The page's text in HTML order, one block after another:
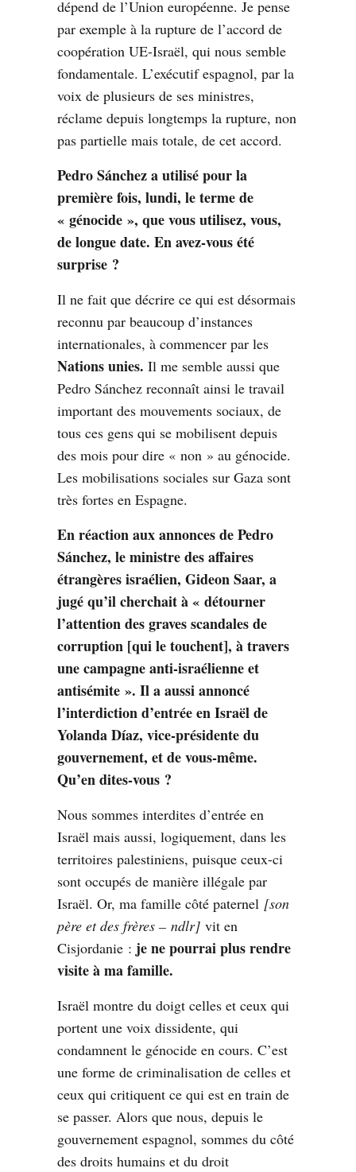
dépend de l’Union européenne. Je pense
par exemple à la rupture de l’accord de
coopération UE-Israël, qui nous semble
fondamentale. L’exécutif espagnol, par la
voix de plusieurs de ses ministres,
réclame depuis longtemps la rupture, non
pas partielle mais totale, de cet accord.
Pedro Sánchez a utilisé pour la
première fois, lundi, le terme de
« génocide », que vous utilisez, vous,
de longue date. En avez-vous été
surprise ?
Il ne fait que décrire ce qui est désormais
reconnu par beaucoup d’instances
internationales, à commencer par les
Nations unies. Il me semble aussi que
Pedro Sánchez reconnaît ainsi le travail
important des mouvements sociaux, de
tous ces gens qui se mobilisent depuis
des mois pour dire « non » au génocide.
Les mobilisations sociales sur Gaza sont
très fortes en Espagne.
En réaction aux annonces de Pedro
Sánchez, le ministre des affaires
étrangères israélien, Gideon Saar, a
jugé qu’il cherchait à « détourner
l’attention des graves scandales de
corruption [qui le touchent], à travers
une campagne anti-israélienne et
antisémite ». Il a aussi annoncé
l’interdiction d’entrée en Israël de
Yolanda Díaz, vice-présidente du
gouvernement, et de vous-même.
Qu’en dites-vous ?
Nous sommes interdites d’entrée en
Israël mais aussi, logiquement, dans les
territoires palestiniens, puisque ceux-ci
sont occupés de manière illégale par
Israël. Or, ma famille côté paternel [son
père et des frères – ndlr] vit en
Cisjordanie : je ne pourrai plus rendre
visite à ma famille.
Israël montre du doigt celles et ceux qui
portent une voix dissidente, qui
condamnent le génocide en cours. C’est
une forme de criminalisation de celles et
ceux qui critiquent ce qui est en train de
se passer. Alors que nous, depuis le
gouvernement espagnol, sommes du côté
des droits humains et du droit